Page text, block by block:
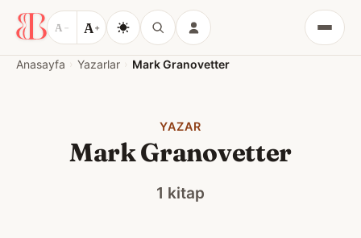
A − A+
Menü
Anasayfa Yazarlar Mark Granovetter
YAZAR
Mark Granovetter
1 kitap